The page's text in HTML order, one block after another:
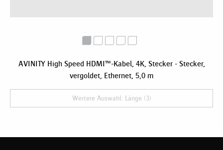
AVINITY High Speed HDMI™-Kabel, 4K, Stecker - Stecker,
vergoldet, Ethernet, 5,0 m
Weitere Auswahl: Länge (3)